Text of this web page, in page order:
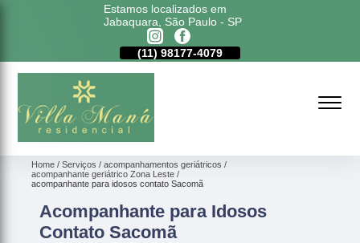
Estamos localizados em
Jabaquara, São Paulo - SP
(11) 98177-4079
Home Serviços
acompanhamentos geriátricos
acompanhante geriátrico Zona Leste
acompanhante para idosos contato Sacomã
Acompanhante para Idosos
Contato Sacomã